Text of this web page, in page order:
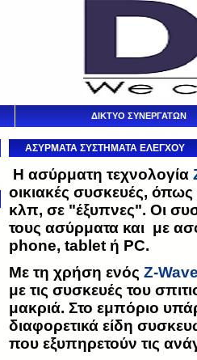
ΔΙΚΤΥΟ ΣΥΝΕΡΓΑΤΩΝ
ΑΣΥΡΜΑΤΑ ΣΥΣΤΗΜΑΤΑ ΕΛΕΓΧΟΥ
Η ασύρματη τεχνολογία
οικιακές συσκευές,
κλπ, σε "έξυπνες". Οι
τους ασύρματα και με
phone, tablet ή PC.
Με τη χρήση ενός Z-
με τις συσκευές του
μακριά. Στο εμπόριο
διαφορετικά είδη
που εξυπηρετούν τις